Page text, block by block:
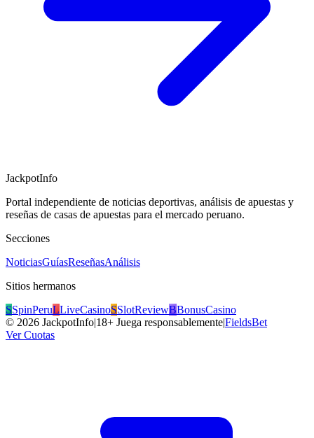
JackpotInfo
Portal independiente de noticias deportivas, análisis de apuestas y
reseñas de casas de apuestas para el mercado peruano.
Secciones
NoticiasGuíasReseñasAnálisis
Sitios hermanos
SSpinPeruLLiveCasinoSSlotReviewBBonusCasino
© 2026 JackpotInfo|18+ Juega responsablemente|FieldsBet
Ver Cuotas